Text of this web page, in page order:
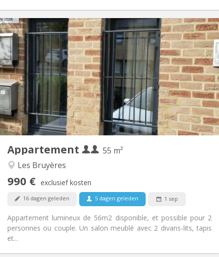
Appartement
55 m²
Les Bruyères
990 € exclusief kosten
16 dagen geleden 5 dagen geleden 1 sep
Appartement lumineux de 56m2 disponible, et possible pour 2
personnes ou couple. Un salon meublé avec 2 divans-lits, tapis
et...
Praktische Informatie
Huur:
990 € (495 €/pers.)
Kosten:
260 € (130 €/pers.)
Duur:
12 maanden, 5-6 maanden
Domiciliëring:
Nee
Inrichting
Badkamer:
Privaat
Keuken:
Privé (aparte kamer)
Oppervlakte:
55 m
2
Private kamers:
4